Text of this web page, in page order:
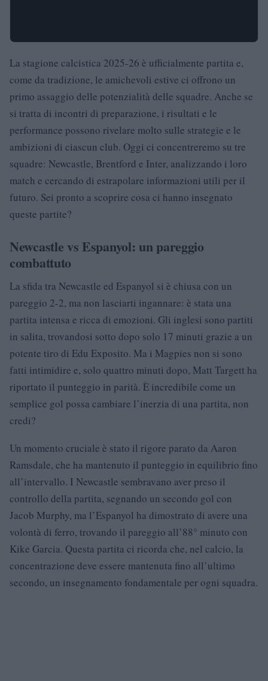
La stagione calcistica 2025-26 è ufficialmente partita e,
come da tradizione, le amichevoli estive ci offrono un
primo assaggio delle potenzialità delle squadre. Anche se
si tratta di incontri di preparazione, i risultati e le
performance possono rivelare molto sulle strategie e le
ambizioni di ciascun club. Oggi ci concentreremo su tre
squadre: Newcastle, Brentford e Inter, analizzando i loro
match e cercando di estrapolare informazioni utili per il
futuro. Sei pronto a scoprire cosa ci hanno insegnato
queste partite?
Newcastle vs Espanyol: un pareggio
combattuto
La sfida tra Newcastle ed Espanyol si è chiusa con un
pareggio 2-2, ma non lasciarti ingannare: è stata una
partita intensa e ricca di emozioni. Gli inglesi sono partiti
in salita, trovandosi sotto dopo solo 17 minuti grazie a un
potente tiro di Edu Exposito. Ma i Magpies non si sono
fatti intimidire e, solo quattro minuti dopo, Matt Targett ha
riportato il punteggio in parità. È incredibile come un
semplice gol possa cambiare l’inerzia di una partita, non
credi?
Un momento cruciale è stato il rigore parato da Aaron
Ramsdale, che ha mantenuto il punteggio in equilibrio fino
all’intervallo. I Newcastle sembravano aver preso il
controllo della partita, segnando un secondo gol con
Jacob Murphy, ma l’Espanyol ha dimostrato di avere una
volontà di ferro, trovando il pareggio all’88° minuto con
Kike Garcia. Questa partita ci ricorda che, nel calcio, la
concentrazione deve essere mantenuta fino all’ultimo
secondo, un insegnamento fondamentale per ogni squadra.